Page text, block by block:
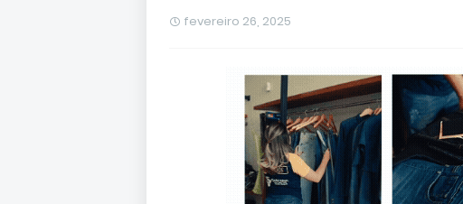
fevereiro 26, 2025